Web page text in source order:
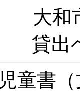
大和
貸出
童書